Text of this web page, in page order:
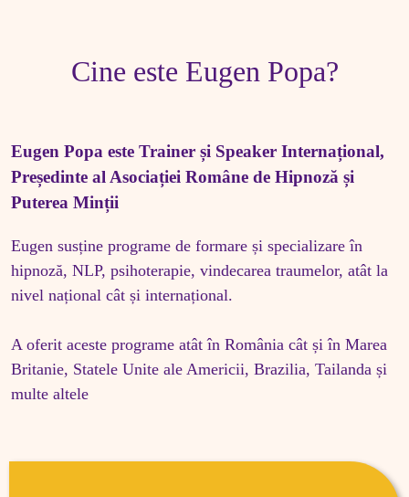
Cine este Eugen Popa?
Eugen Popa este Trainer și Speaker Internațional,
Președinte al Asociației Române de Hipnoză și
Puterea Minții
Eugen susține programe de formare și specializare în
hipnoză, NLP, psihoterapie, vindecarea traumelor, atât la
nivel național cât și internațional.
A oferit aceste programe atât în România cât și în Marea
Britanie, Statele Unite ale Americii, Brazilia, Tailanda și
multe altele